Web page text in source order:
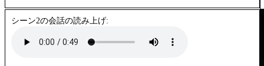
シーン2の会話の読み上げ: